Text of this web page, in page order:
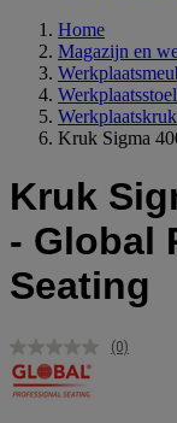
Home
Magazijn en
Werkplaatsstoel
Werkplaatskruk
Kruk Sigma
Kruk
- Global
Seating
Geen
(0)